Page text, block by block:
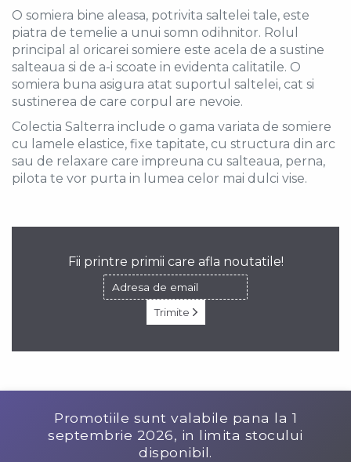
O somiera bine aleasa, potrivita saltelei tale, este
piatra de temelie a unui somn odihnitor. Rolul
principal al oricarei somiere este acela de a sustine
salteaua si de a-i scoate in evidenta calitatile. O
somiera buna asigura atat suportul saltelei, cat si
sustinerea de care corpul are nevoie.
Colectia Salterra include o gama variata de somiere
cu lamele elastice, fixe tapitate, cu structura din arc
sau de relaxare care impreuna cu salteaua, perna,
pilota te vor purta in lumea celor mai dulci vise.
Fii printre primii care afla noutatile!
Trimite
Promotiile sunt valabile pana la 1
septembrie 2026, in limita stocului
disponibil.